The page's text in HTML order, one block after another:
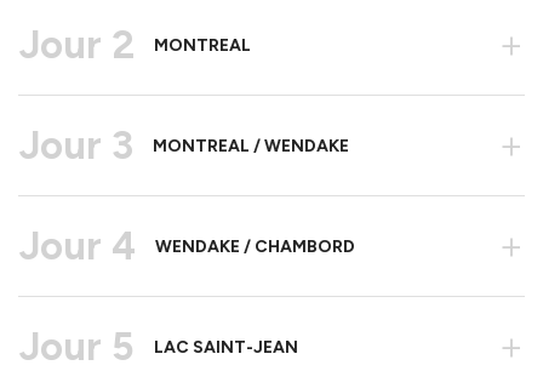
Jour 2 MONTREAL +
Jour 3 MONTREAL / WENDAKE +
Jour 4 WENDAKE / CHAMBORD +
Jour 5 LAC SAINT-JEAN +